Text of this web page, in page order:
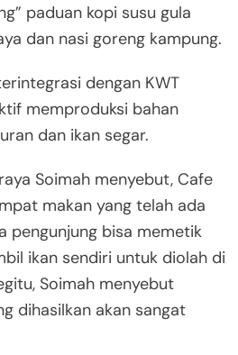
paduan kopi susu gula
dan nasi goreng kampung.
dengan KWT
memproduksi bahan
dan ikan segar.
Soimah menyebut, Cafe
makan yang telah ada
pengunjung bisa memetik
ikan sendiri untuk diolah di
Soimah menyebut
dihasilkan akan sangat